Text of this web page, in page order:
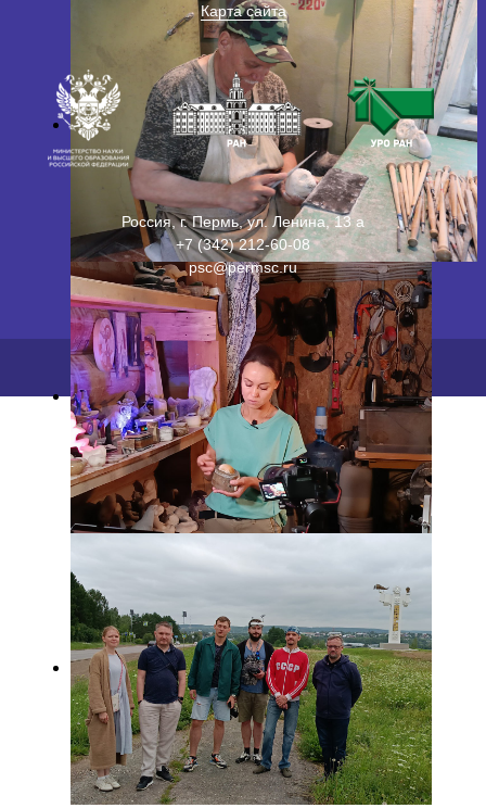
Карта сайта
Россия, г. Пермь, ул. Ленина, 13 а
+7 (342) 212-60-08
psc@permsc.ru
2026 ©ПФИЦ УрО РАН